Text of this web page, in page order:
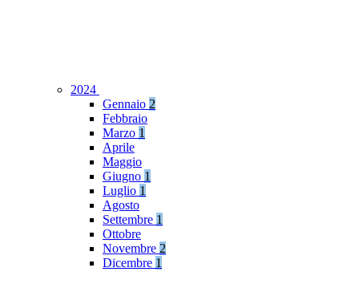
2024
Gennaio 2
Febbraio
Marzo 1
Aprile
Maggio
Giugno 1
Luglio 1
Agosto
Settembre 1
Ottobre
Novembre 2
Dicembre 1